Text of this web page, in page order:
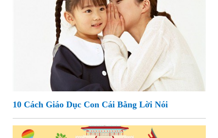
10 Cách Giáo Dục Con Cái Bằng Lời Nói